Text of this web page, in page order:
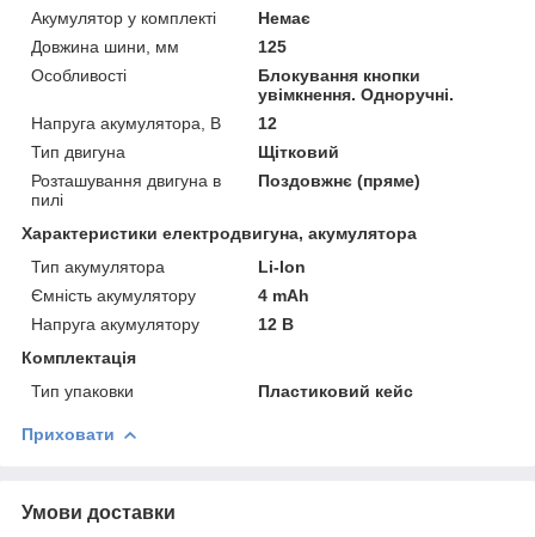
Акумулятор у комплекті
Немає
Довжина шини, мм
125
Особливості
Блокування кнопки
увімкнення. Одноручні.
Напруга акумулятора, В
12
Тип двигуна
Щітковий
Розташування двигуна в
пилі
Поздовжнє (пряме)
Характеристики електродвигуна, акумулятора
Тип акумулятора
Li-Ion
Ємність акумулятору
4 mAh
Напруга акумулятору
12 В
Комплектація
Тип упаковки
Пластиковий кейс
Приховати
Умови доставки